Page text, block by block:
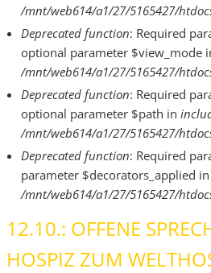
/mnt/web614/a1/27/5165427/
Deprecated function: Required
optional parameter $view_mode
/mnt/web614/a1/27/5165427/
Deprecated function: Required
optional parameter $path in
/mnt/web614/a1/27/5165427/
Deprecated function: Required
parameter $decorators_applied in
/mnt/web614/a1/27/5165427/
12.10.: OFFENE
HOSPIZ ZUM